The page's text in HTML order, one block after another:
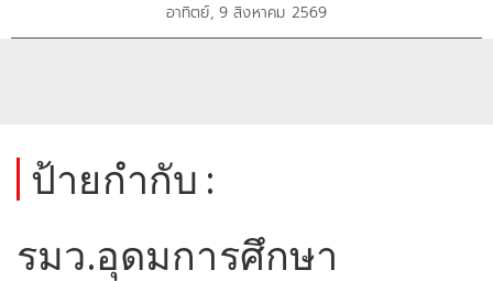
อาทิตย์, 9 สิงหาคม 2569
ป้ายกำกับ :
รมว.อุดมการศึกษา